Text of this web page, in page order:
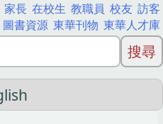
家長 在校生 教職員 校友 訪客
圖書資源 東華刊物 東華人才庫